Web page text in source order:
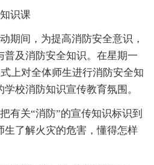
识课
期间，为提高消防安全意识，
普及消防安全知识。在星期一
上对全体师生进行消防安全知
校消防知识宣传教育氛围。
有关“消防”的宣传知识标识到
生了解火灾的危害，懂得怎样